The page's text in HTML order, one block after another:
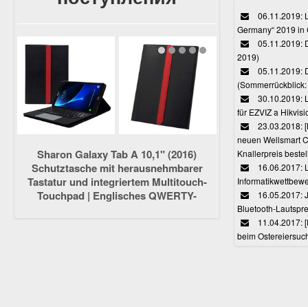
Sharon Galaxy Tab A 10,1" (2016)
Schutztasche mit herausnehmbarer
Tastatur und integriertem Multitouch-
Touchpad | Englisches QWERTY-
06.11.2019:
Germany“ 2019
05.11.2019:
2019)
05.11.2019:
30.10.2019:
für EZVIZ a
23.03.2018:
neuen Wellsmart
Knallerpreis
16.06.2017:
16.05.2017:
Bluetooth-
11.04.2017:
beim